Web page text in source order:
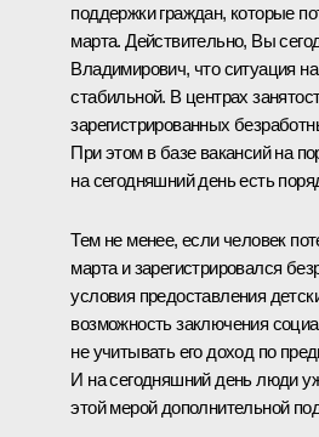
поддержки граждан, которые
марта. Действительно, Вы
Владимирович, что ситуация
стабильной. В центрах
зарегистрированных
При этом в базе вакансий на
на сегодняшний день есть
Тем не менее, если человек
марта и зарегистрировался
условия предоставления
возможность заключения
не учитывать его доход по
И на сегодняшний день люди
этой мерой дополнительной